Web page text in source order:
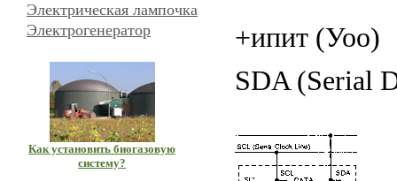
+ипит (Уоо)
SDA (Serial
Электрическая лампочка
Электрогенератор
Как установить биогазовую
систему?